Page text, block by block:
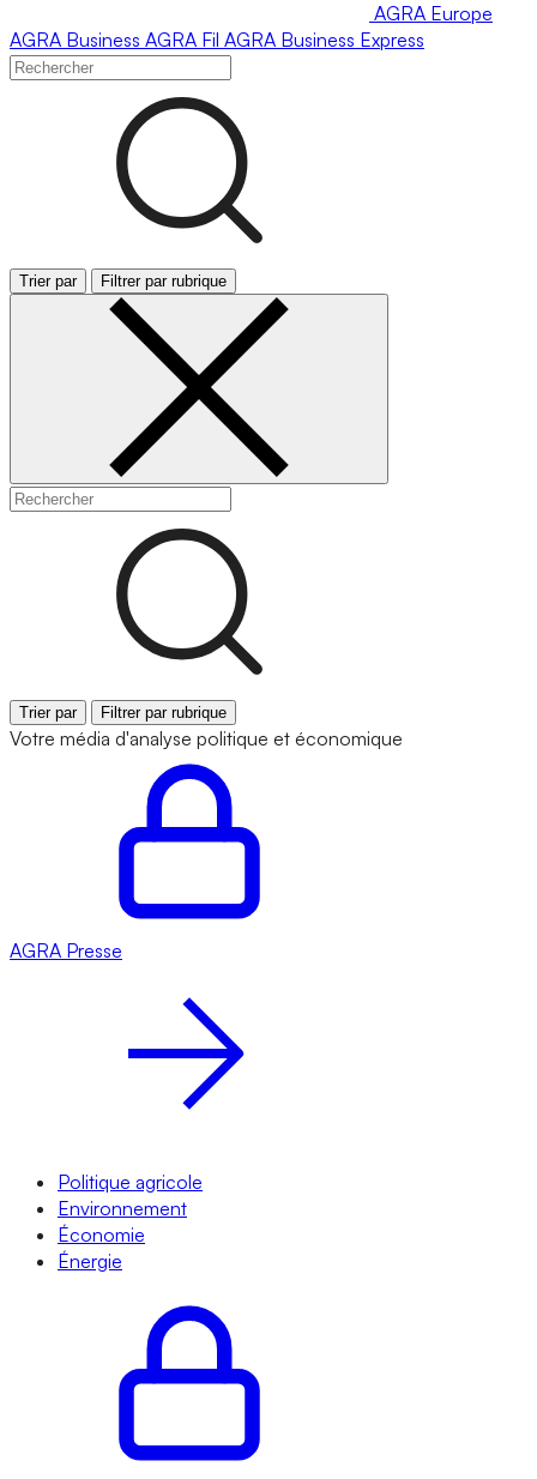
AGRA Europe
AGRA Business AGRA Fil AGRA Business Express
Trier par Filtrer par rubrique
Trier par Filtrer par rubrique
Votre média d'analyse politique et économique
AGRA Presse
Politique agricole
Environnement
Économie
Énergie